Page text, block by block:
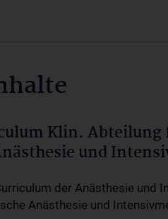
Klin.
und
der Anästhesie und
Anästhesie und